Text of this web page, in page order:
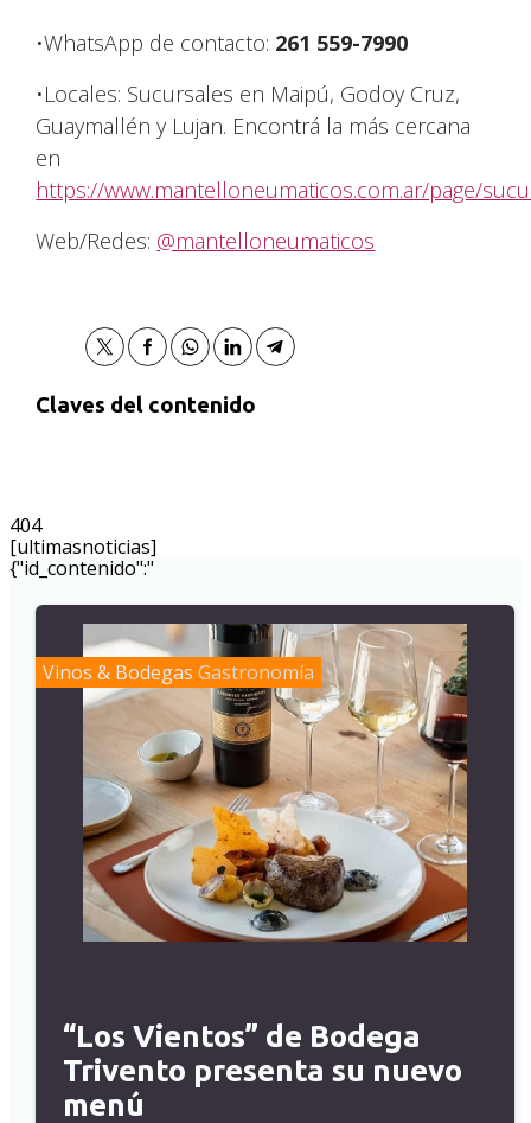
404
[ultimasnoticias]
•WhatsApp de contacto: 261 559-7990
•Locales: Sucursales en Maipú, Godoy Cruz,
Guaymallén y Lujan. Encontrá la más cercana
en
https://www.mantelloneumaticos.com.ar/page/
Web/Redes: @mantelloneumaticos
Claves del contenido
{"id_contenido":"
Vinos & Bodegas Gastronomía
“Los Vientos” de Bodega
Trivento presenta su nuevo
menú